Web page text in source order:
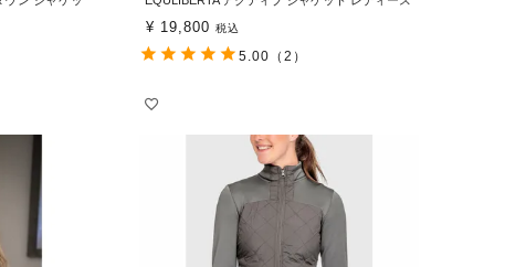
¥ 19,800 税込
5.00 （2）